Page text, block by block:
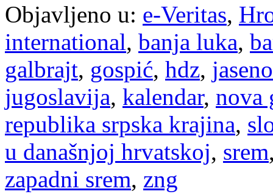
Objavljeno u: e-Veritas,
international, banja luka,
galbrajt, gospić, hdz,
jugoslavija, kalendar, nova
republika srpska krajina,
u današnjoj hrvatskoj, srem
zapadni srem, zng